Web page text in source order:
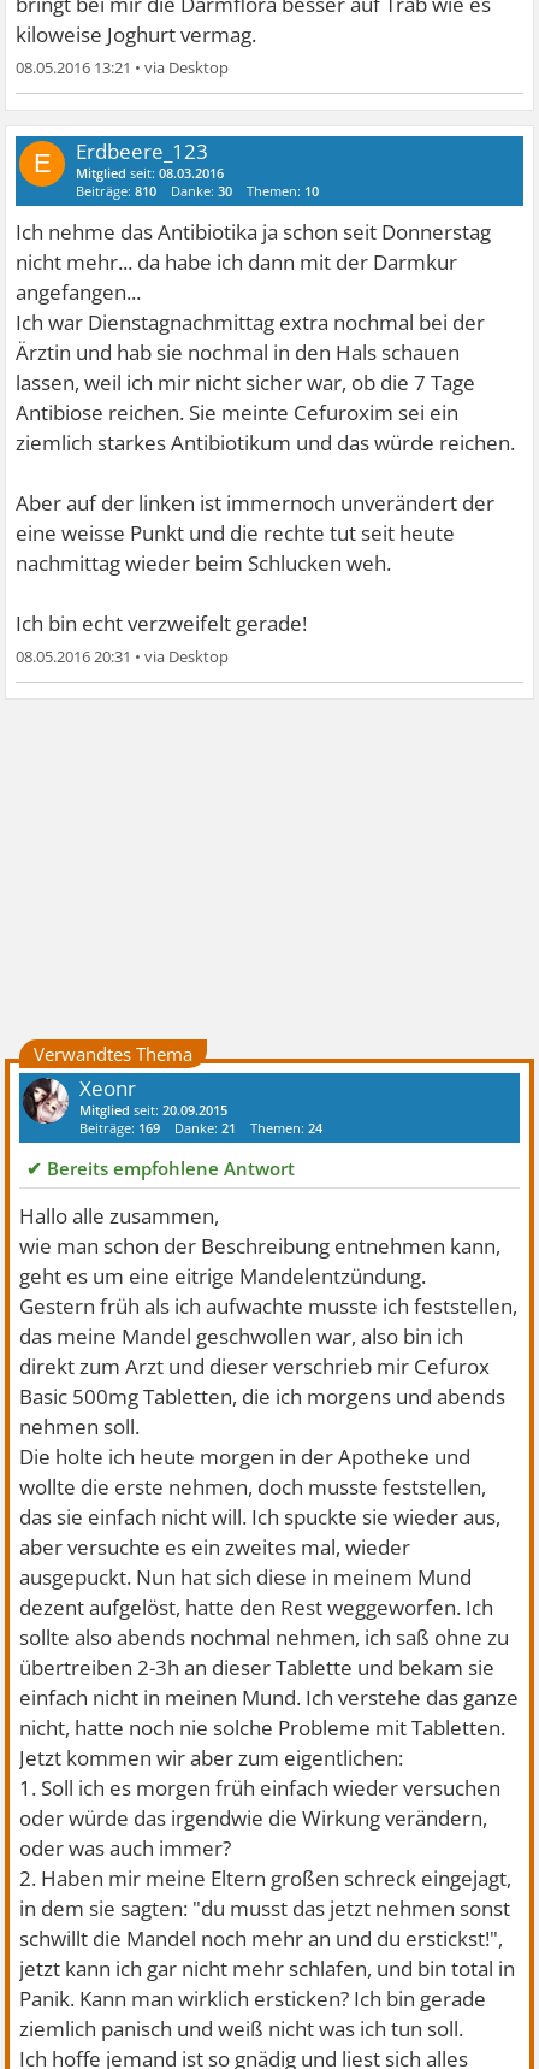
kiloweise Joghurt vermag.
08.05.2016 13:21 •
E Erdbeere_123
Mitglied seit:08.03.2016
Beiträge:810 Danke:30 Themen: 10
Ich nehme das Antibiotika ja schon seit Donnerstag
nicht mehr... da habe ich dann mit der Darmkur
angefangen...
Ich war Dienstagnachmittag extra nochmal bei der
Ärztin und hab sie nochmal in den Hals schauen
lassen, weil ich mir nicht sicher war, ob die 7 Tage
Antibiose reichen. Sie meinte Cefuroxim sei ein
ziemlich starkes Antibiotikum und das würde reichen.
Aber auf der linken ist immernoch unverändert der
eine weisse Punkt und die rechte tut seit heute
nachmittag wieder beim Schlucken weh.
Ich bin echt verzweifelt gerade!
08.05.2016 20:31 •
Verwandtes Thema
Xeonr
Mitglied seit:20.09.2015
Beiträge: 169 Danke:21 Themen:24
✔ Bereits empfohlene Antwort
Hallo alle zusammen,
wie man schon der Beschreibung entnehmen kann,
geht es um eine eitrige Mandelentzündung.
Gestern früh als ich aufwachte musste ich feststellen,
das meine Mandel geschwollen war, also bin ich
direkt zum Arzt und dieser verschrieb mir Cefurox
Basic 500mg Tabletten, die ich morgens und abends
nehmen soll.
Die holte ich heute morgen in der Apotheke und
wollte die erste nehmen, doch musste feststellen,
das sie einfach nicht will. Ich spuckte sie wieder aus,
aber versuchte es ein zweites mal, wieder
ausgepuckt. Nun hat sich diese in meinem Mund
dezent aufgelöst, hatte den Rest weggeworfen. Ich
sollte also abends nochmal nehmen, ich saß ohne zu
übertreiben 2-3h an dieser Tablette und bekam sie
einfach nicht in meinen Mund. Ich verstehe das ganze
nicht, hatte noch nie solche Probleme mit Tabletten.
Jetzt kommen wir aber zum eigentlichen:
1. Soll ich es morgen früh einfach wieder versuchen
oder würde das irgendwie die Wirkung verändern,
oder was auch immer?
2. Haben mir meine Eltern großen schreck eingejagt,
in dem sie sagten: "du musst das jetzt nehmen sonst
schwillt die Mandel noch mehr an und du erstickst!",
jetzt kann ich gar nicht mehr schlafen, und bin total in
Panik. Kann man wirklich ersticken? Ich bin gerade
ziemlich panisch und weiß nicht was ich tun soll.
Ich hoffe jemand ist so gnädig und liest sich alles